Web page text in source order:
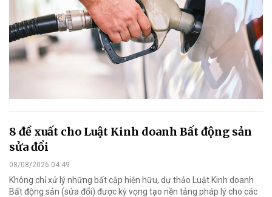
8 đề xuất cho Luật Kinh doanh Bất động sản
sửa đổi
08/08/2026 04:49
Không chỉ xử lý những bất cập hiện hữu, dự thảo Luật Kinh doanh
Bất động sản (sửa đổi) được kỳ vọng tạo nền tảng pháp lý cho các